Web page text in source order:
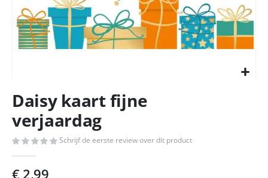
naar
het
begin
de
afbeeldingen-
gallerij
Daisy kaart fijne
verjaardag
Schrijf de eerste review over dit product
€ 2,99